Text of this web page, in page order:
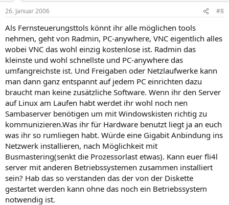
26. Januar 2006 #8
Als Fernsteuerungsttols könnt ihr alle möglichen tools
nehmen, geht von Radmin, PC-anywhere, VNC eigentlich alles
wobei VNC das wohl einzig kostenlose ist. Radmin das
kleinste und wohl schnellste und PC-anywhere das
umfangreichste ist. Und Freigaben oder Netzlaufwerke kann
man dann ganz entspannt auf jedem PC einrichten dazu
braucht man keine zusätzliche Software. Wenn ihr den Server
auf Linux am Laufen habt werdet ihr wohl noch nen
Sambaserver benötigen um mit Windowskisten richtig zu
kommunizieren.Was ihr für Hardware benutzt liegt ja an euch
was ihr so rumliegen habt. Würde eine Gigabit Anbindung ins
Netzwerk installieren, nach Möglichkeit mit
Busmastering(senkt die Prozessorlast etwas). Kann euer fli4l
server mit anderen Betriebssystemen zusammen installiert
sein? Hab das so verstanden das der von der Diskette
gestartet werden kann ohne das noch ein Betriebssystem
notwendig ist.